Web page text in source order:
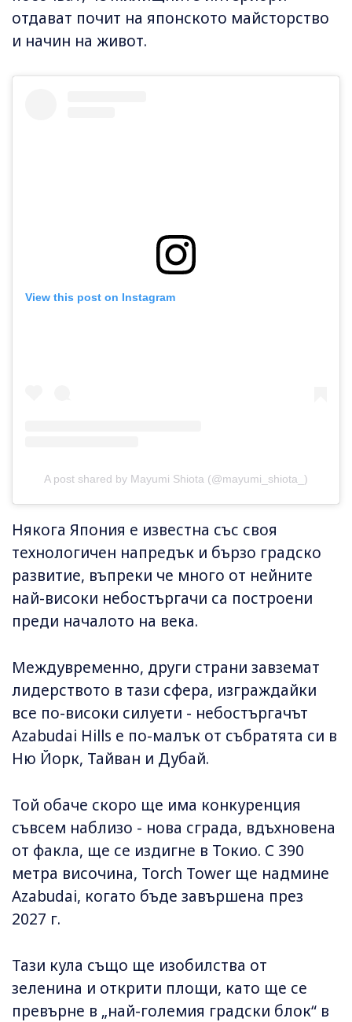
отдават почит на японското майсторство
и начин на живот.
View this post on Instagram
A post shared by Mayumi Shiota (@mayumi_shiota_)
Някога Япония е известна със своя
технологичен напредък и бързо градско
развитие, въпреки че много от нейните
най-високи небостъргачи са построени
преди началото на века.
Междувременно, други страни завземат
лидерството в тази сфера, изграждайки
все по-високи силуети - небостъргачът
Azabudai Hills е по-малък от събратята си в
Ню Йорк, Тайван и Дубай.
Той обаче скоро ще има конкуренция
съвсем наблизо - нова сграда, вдъхновена
от факла, ще се издигне в Токио. С 390
метра височина, Torch Tower ще надмине
Azabudai, когато бъде завършена през
2027 г.
Тази кула също ще изобилства от
зеленина и открити площи, като ще се
превърне в „най-големия градски блок“ в